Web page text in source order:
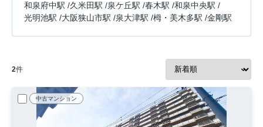
和泉府中駅 /久米田駅 /泉ケ丘駅 /春木駅 /和泉中央駅 /
光明池駅 /大阪狭山市駅 /泉大津駅 /栂・美木多駅 /金剛駅
2件
中古マンション